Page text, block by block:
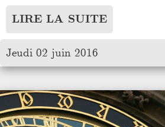
LIRE LA SUITE
Jeudi 02 juin 2016